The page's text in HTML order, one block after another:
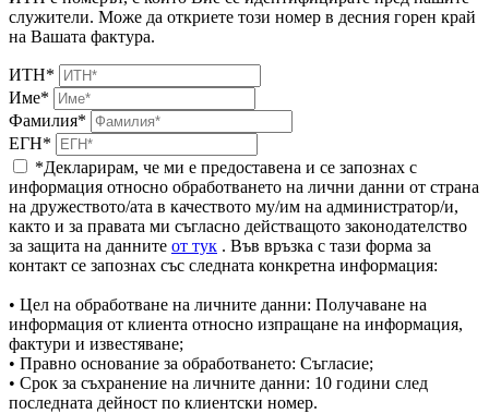
служители. Може да откриете този номер в десния горен край
на Вашата фактура.
ИТН*
Име*
Фамилия*
ЕГН*
*Декларирам, че ми е предоставена и се запознах с
информация относно обработването на лични данни от страна
на дружеството/ата в качеството му/им на администратор/и,
както и за правата ми съгласно действащото законодателство
за защита на данните от тук . Във връзка с тази форма за
контакт се запознах със следната конкретна информация:
• Цел на обработване на личните данни: Получаване на
информация от клиента относно изпращане на информация,
фактури и известяване;
• Правно основание за обработването: Съгласие;
• Срок за съхранение на личните данни: 10 години след
последната дейност по клиентски номер.